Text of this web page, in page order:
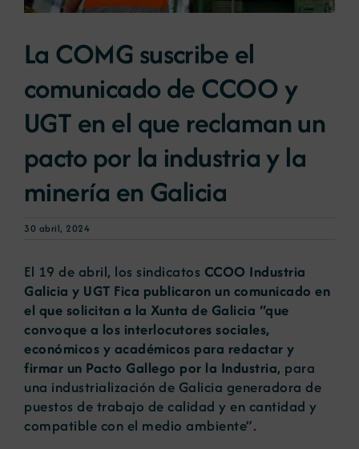
Noticias
Portal de empleo
Contacto
La COMG suscribe el
comunicado de CCOO y
UGT en el que reclaman un
pacto por la industria y la
minería en Galicia
30 abril, 2024
El 19 de abril, los sindicatos CCOO Industria
Galicia y UGT Fica publicaron un comunicado en
el que solicitan a la Xunta de Galicia “que
convoque a los interlocutores sociales,
económicos y académicos para redactar y
firmar un Pacto Gallego por la Industria, para
una industrialización de Galicia generadora de
puestos de trabajo de calidad y en cantidad y
compatible con el medio ambiente”.